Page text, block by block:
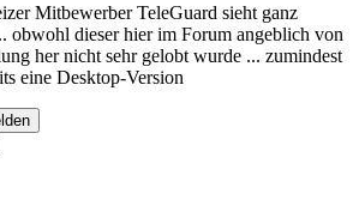
Mitbewerber TeleGuard sieht ganz
obwohl dieser hier im Forum angeblich von
her nicht sehr gelobt wurde ... zumindest
eine Desktop-Version